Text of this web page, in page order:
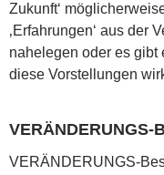
Zukunft‘
‚Erfahrungen‘ aus der
nahelegen oder es gibt
diese Vorstellungen
VERÄNDERUNGS-